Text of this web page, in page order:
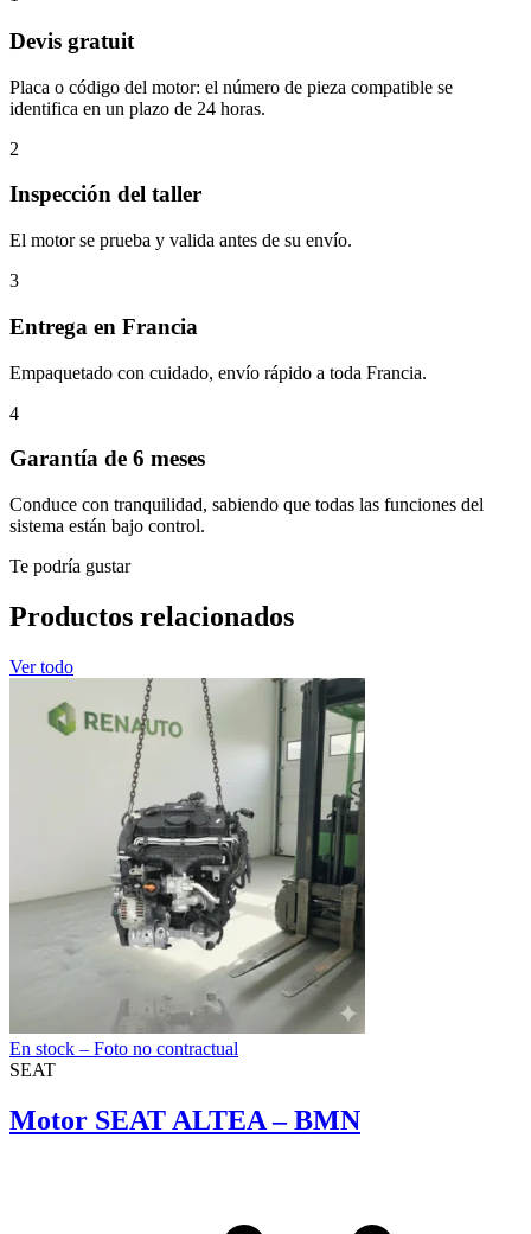
Devis gratuit
Placa o código del motor: el número de pieza compatible se
identifica en un plazo de 24 horas.
2
Inspección del taller
El motor se prueba y valida antes de su envío.
3
Entrega en Francia
Empaquetado con cuidado, envío rápido a toda Francia.
4
Garantía de 6 meses
Conduce con tranquilidad, sabiendo que todas las funciones del
sistema están bajo control.
Te podría gustar
Productos relacionados
Ver todo
En stock – Foto no contractual
SEAT
Motor SEAT ALTEA – BMN